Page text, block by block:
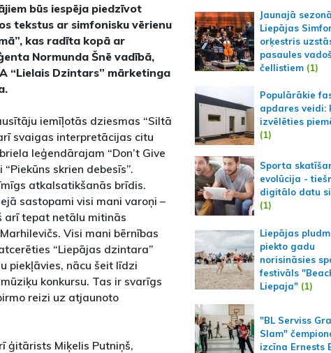
būs iespēja piedzīvot
tekstus ar simfonisku vērienu
kas radīta kopā ar
Normunda Šnē vadībā,
“Lielais Dzintars” mārketinga
iemīļotās dziesmas “Siltā
svaigas interpretācijas citu
leģendārajam “Don’t Give
skrien debesīs”.
atkalsatikšanās brīdis.
sastopami visi mani varoņi –
arī tepat netālu mitinās
Visi mani bērnības
“Liepājas dzintara”
piekļāvies, nācu šeit līdzi
konkursu. Tas ir svarīgs
reizi uz atjaunoto
ģitārists Miķelis Putniņš,
Jaunajā sezonā
Liepājas
orķestris
pasaules
čellistiem(1)
Populārākie
apdares veidi:
izvēlēties
(1)
Sporta
evolūcija -
digitālo datu
(1)
Liepājas
piekto gadu
norisināsies
festivāls
Liepaja"(1)
"BL Serviss
Slam"
izcīna Ernests